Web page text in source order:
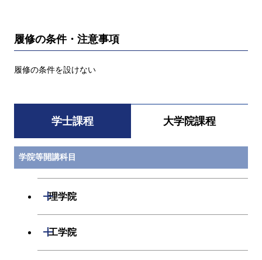
履修の条件・注意事項
履修の条件を設けない
学士課程 大学院課程
学院等開講科目
理学院
開閉
工学院
開閉